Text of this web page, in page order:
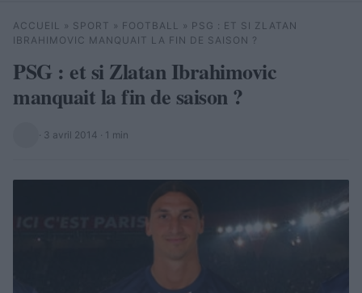
Rechercher
ACCUEIL » SPORT » FOOTBALL » PSG : ET SI ZLATAN
IBRAHIMOVIC MANQUAIT LA FIN DE SAISON ?
PSG : et si Zlatan Ibrahimovic
manquait la fin de saison ?
· 3 avril 2014 · 1 min